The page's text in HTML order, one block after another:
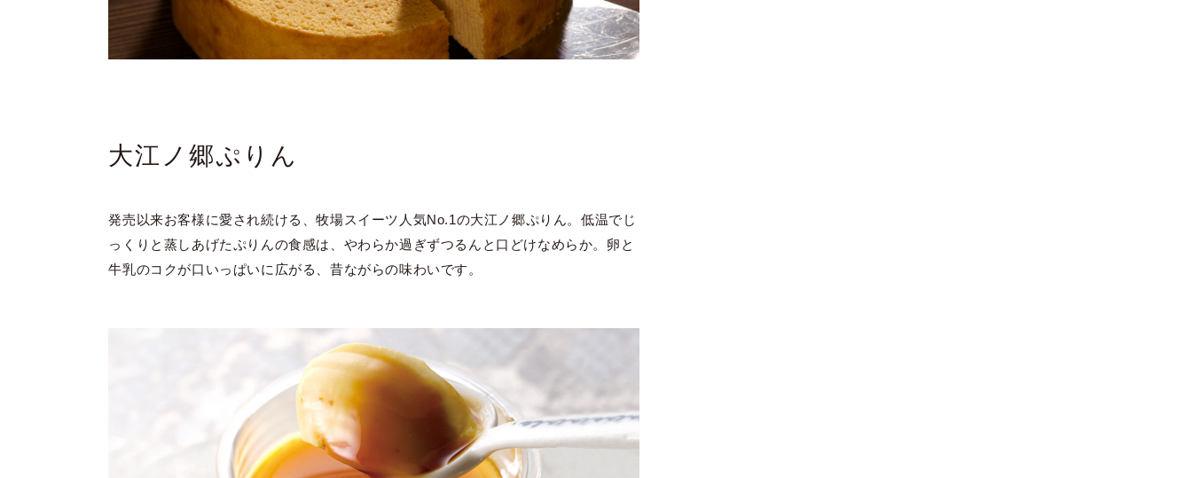
大江ノ郷ぷりん
発売以来お客様に愛され続ける、牧場スイーツ人気No.1の大江ノ郷ぷりん。低温でじ
っくりと蒸しあげたぷりんの食感は、やわらか過ぎずつるんと口どけなめらか。卵と
牛乳のコクが口いっぱいに広がる、昔ながらの味わいです。